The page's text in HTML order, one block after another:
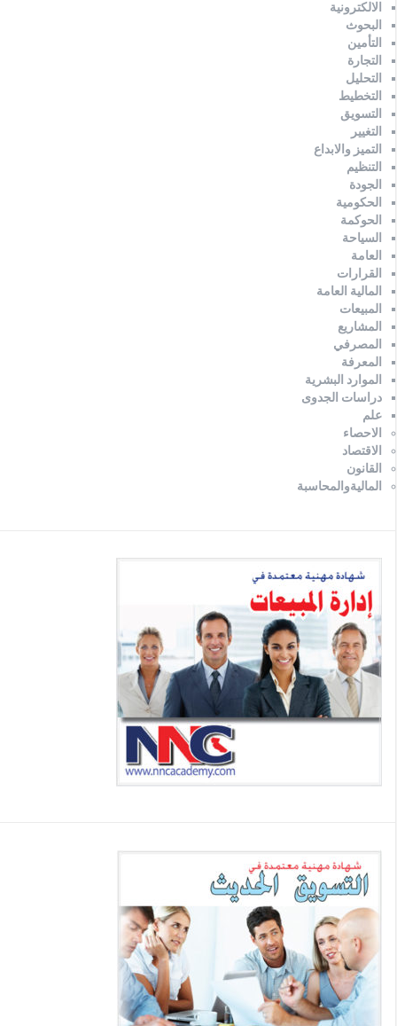
الالكترونية
البحوث
التأمين
التجارة
التحليل
التخطيط
التسويق
التغيير
التميز والابداع
التنظيم
الجودة
الحكومية
الحوكمة
السياحة
العامة
القرارات
المالية العامة
المبيعات
المشاريع
المصرفي
المعرفة
الموارد البشرية
دراسات الجدوى
علم
الاحصاء
الاقتصاد
القانون
الماليةوالمحاسبة